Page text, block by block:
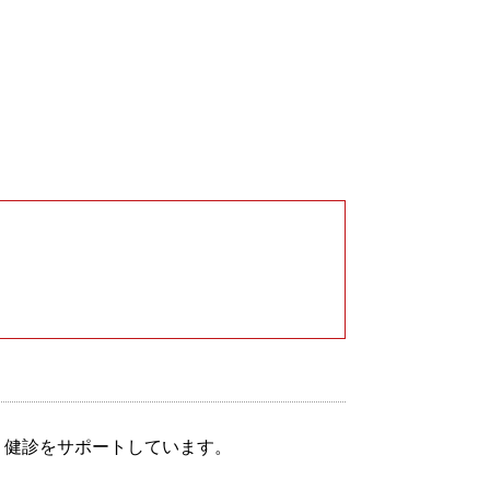
診をサポートしています。